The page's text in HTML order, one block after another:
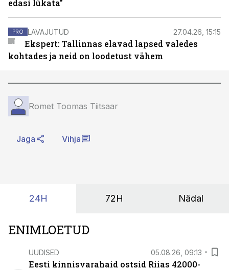
edasi lükata"
PRO LAVAJUTUD 27.04.26, 15:15
Ekspert: Tallinnas elavad lapsed valedes
kohtades ja neid on loodetust vähem
Romet Toomas Tiitsaar
Jaga Vihja
24H 72H Nädal
ENIMLOETUD
UUDISED 05.08.26, 09:13
Eesti kinnisvarahaid ostsid Riias 42000-